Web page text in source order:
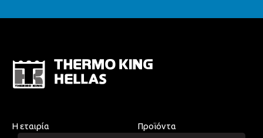
Η εταιρία Προϊόντα